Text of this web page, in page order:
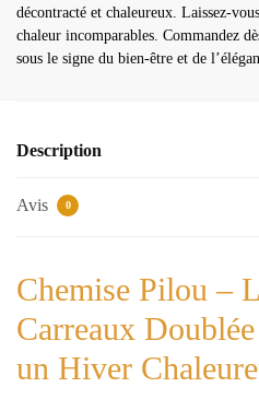
décontracté et chaleureux. Laissez-
chaleur incomparables. Commandez
sous le signe du bien-être et de
Description
Avis 0
Chemise Pilou –
Carreaux
un Hiver